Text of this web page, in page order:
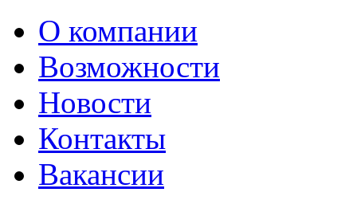
О компании
Возможности
Новости
Контакты
Вакансии